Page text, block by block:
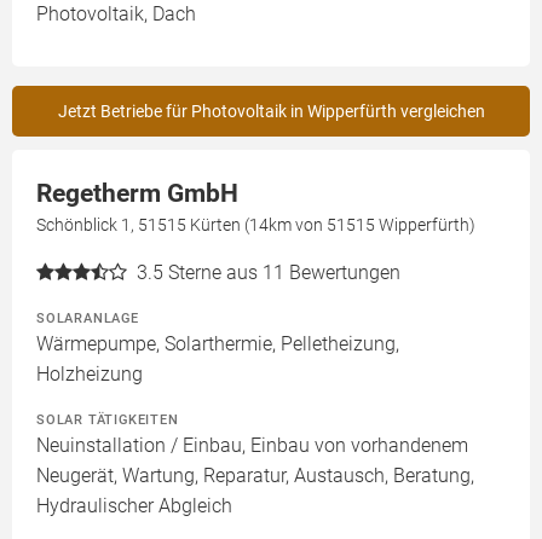
Photovoltaik, Dach
Jetzt Betriebe für Photovoltaik in Wipperfürth vergleichen
Regetherm GmbH
Schönblick 1, 51515 Kürten (14km von 51515 Wipperfürth)
3.5 Sterne aus 11 Bewertungen
SOLARANLAGE
Wärmepumpe, Solarthermie, Pelletheizung,
Holzheizung
SOLAR TÄTIGKEITEN
Neuinstallation / Einbau, Einbau von vorhandenem
Neugerät, Wartung, Reparatur, Austausch, Beratung,
Hydraulischer Abgleich